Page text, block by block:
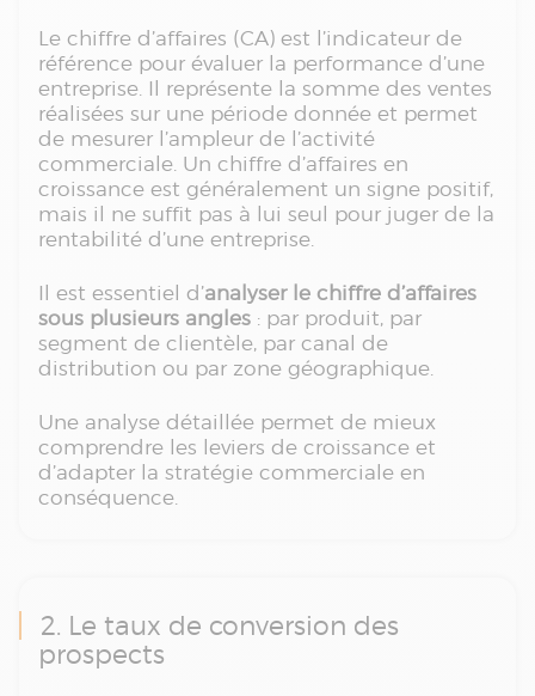
Le chiffre d’affaires (CA) est l’indicateur de
référence pour évaluer la performance d’une
entreprise. Il représente la somme des ventes
réalisées sur une période donnée et permet
de mesurer l’ampleur de l’activité
commerciale. Un chiffre d’affaires en
croissance est généralement un signe positif,
mais il ne suffit pas à lui seul pour juger de la
rentabilité d’une entreprise.
Il est essentiel d’analyser le chiffre d’affaires
sous plusieurs angles : par produit, par
segment de clientèle, par canal de
distribution ou par zone géographique.
Une analyse détaillée permet de mieux
comprendre les leviers de croissance et
d’adapter la stratégie commerciale en
conséquence.
2. Le taux de conversion des
prospects